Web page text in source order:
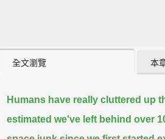
全文瀏覽 本
Humans have really cluttered up
estimated we've left behind over